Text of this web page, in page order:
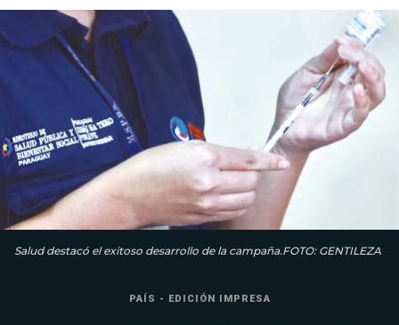
Salud destacó el exitoso desarrollo de la campaña.FOTO: GENTILEZA
PAÍS - EDICIÓN IMPRESA